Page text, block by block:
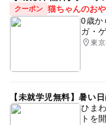
クーポン 猫ちゃんのお
0歳か
ガ・
東
【未就学児無料】暑い
ひま
トを